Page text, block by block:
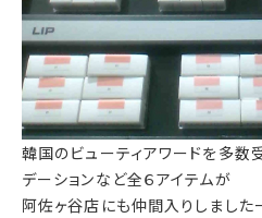
韓国のビューティアワードを多数
デーションなど全６アイテムが
阿佐ヶ谷店にも仲間入りしました